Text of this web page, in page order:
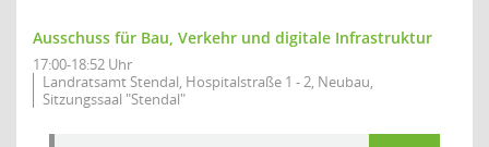
Ausschuss für Bau, Verkehr und digitale Infrastruktur
17:00-18:52 Uhr
Landratsamt Stendal, Hospitalstraße 1 - 2, Neubau,
Sitzungssaal "Stendal"